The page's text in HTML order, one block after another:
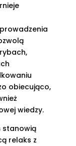
obiecująco,
wiedzy.
stanowią
relaks z